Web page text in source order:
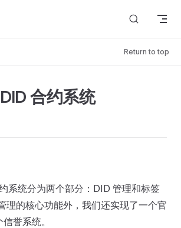
Return to top
合约系统
系统分为两个部分：DID 管理和标签
理的核心功能外，我们还实现了一个官
誉系统。